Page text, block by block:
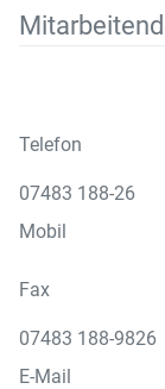
Telefon
07483 188-26
Mobil
Fax
07483 188-9826
E-Mail